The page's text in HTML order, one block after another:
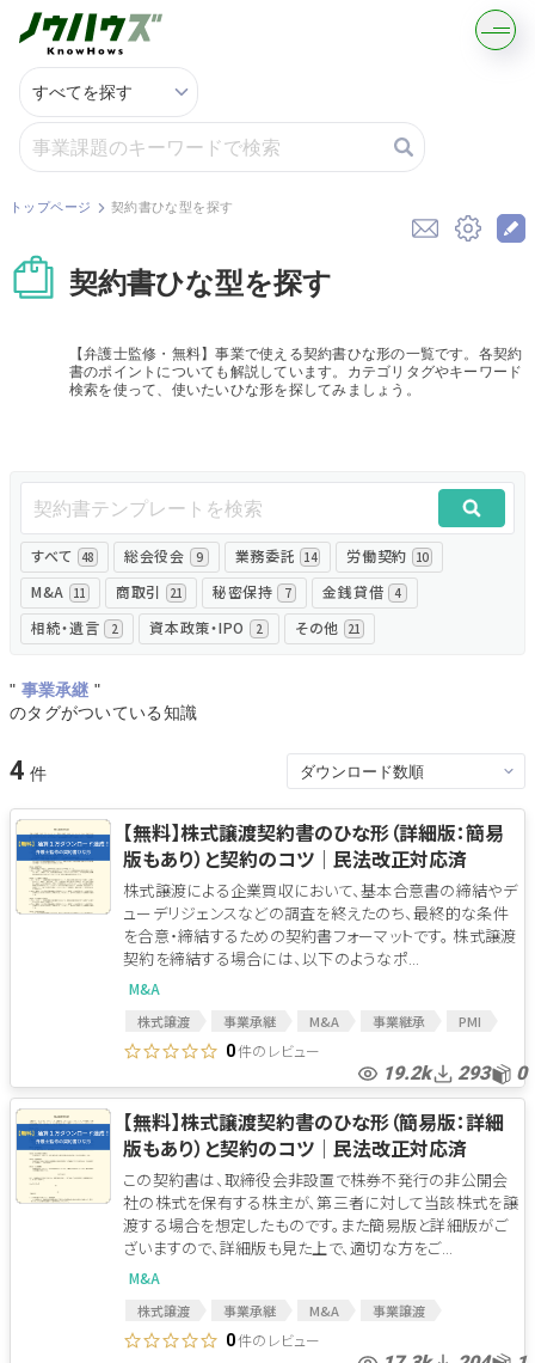
記事・コラムを読む
解決策を募集する
専門家に電話する
資本政策を無料でお試し
無料でアンケート
匿名360°評価
ちょこっと相談とは？
ログイン
トップページ 契約書ひな型を探す
契約書ひな型を探す
【弁護士監修・無料】事業で使える契約書ひな形の一覧です。各契約
書のポイントについても解説しています。カテゴリタグやキーワード
検索を使って、使いたいひな形を探してみましょう。
すべて 48 総会役会 9 業務委託 14 労働契約 10
M&A 11 商取引 21 秘密保持 7 金銭貸借 4
相続・遺言 2 資本政策・IPO 2 その他 21
" 事業承継 "
のタグがついている知識
4
【無料】株式譲渡契約書のひな形（詳細版：簡易
版もあり）と契約のコツ│民法改正対応済
株式譲渡による企業買収において、基本合意書の締結やデ
ューデリジェンスなどの調査を終えたのち、最終的な条件
を合意・締結するための契約書フォーマットです。 株式譲渡
契約を締結する場合には、以下のようなポ...
M&A
株式譲渡 事業承継 M&A 事業継承
PMI
M&A会社
表明保証 M&A契約
株式譲渡契約
株式譲渡契約書
最終契約
0件のレビュー
19.2k 293 0
【無料】株式譲渡契約書のひな形（簡易版：詳細
版もあり）と契約のコツ│民法改正対応済
この契約書は、取締役会非設置で株券不発行の非公開会
社の株式を保有する株主が、第三者に対して当該株式を譲
渡する場合を想定したものです。また簡易版と詳細版がご
ざいますので、詳細版も見た上で、適切な方をご...
M&A
株式譲渡 事業承継 M&A
事業譲渡
事業継承
M&A契約 MAアドバイザー
0件のレビュー